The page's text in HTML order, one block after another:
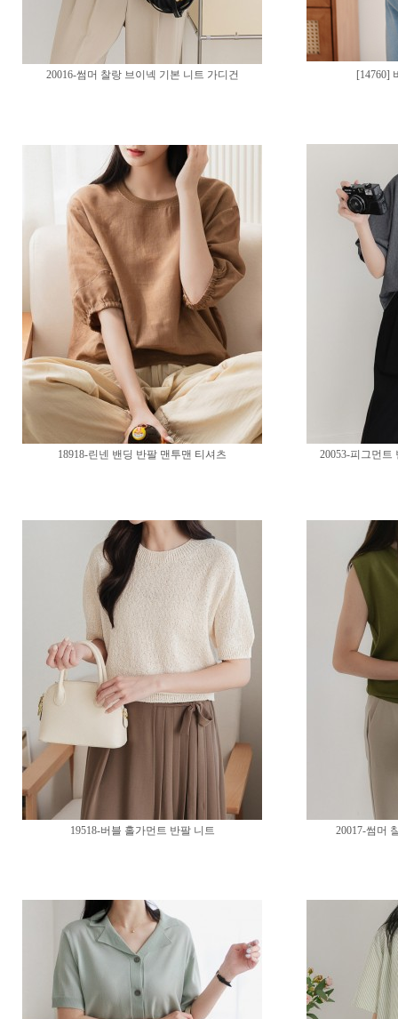
20016-썸머 찰랑 브이넥 기본 니트 가디건 [14760]
18918-린넨 밴딩 반팔 맨투맨 티셔츠 20053-피그먼트
19518-버블 홀가먼트 반팔 니트 20017-썸머